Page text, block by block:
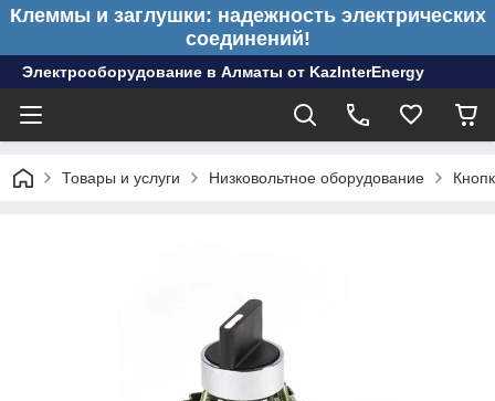
Клеммы и заглушки: надежность электрических
соединений!
Электрооборудование в Алматы от KazInterEnergy
Товары и услуги Низковольтное оборудование